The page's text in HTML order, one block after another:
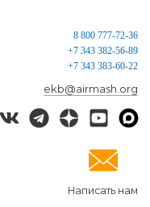
Написать нам
8 800 777-72-36
+7 343 382-56-89
+7 343 383-60-22
ekb@airmash.org